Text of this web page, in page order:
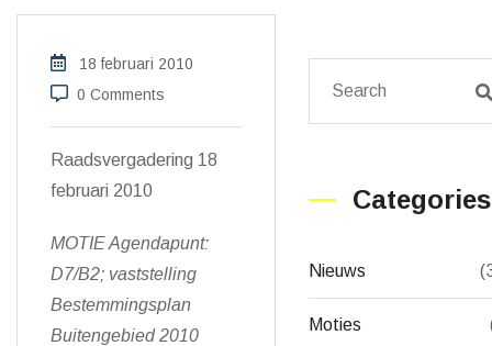
18 februari 2010
0 Comments
Raadsvergadering 18
februari 2010
MOTIE Agendapunt:
D7/B2; vaststelling
Bestemmingsplan
Buitengebied 2010
Categories
Nieuws
Moties